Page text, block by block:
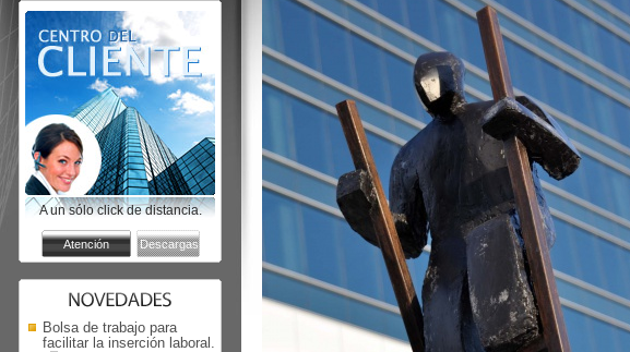
A un sólo click de distancia.
Bolsa de trabajo para
facilitar la inserción laboral.